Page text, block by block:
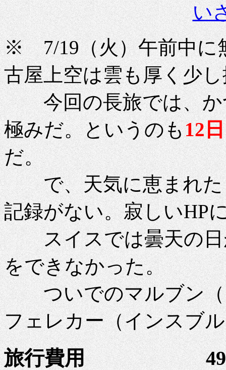
い
※ 7/19（火）午前中に
古屋上空は雲も厚く少
今回の長旅では、か
極みだ。というのも12
だ。
で、天気に恵まれた
記録がない。寂しいHP
スイスでは曇天の日
をできなかった。
ついでのマルブン（
フェレカー（インスブ
旅行費用492490